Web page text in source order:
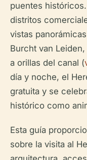
puentes
distritos
vistas
Burcht van
a orillas del canal (
día y noche, el
gratuita y se
histórico como
Esta guía
sobre la visita al